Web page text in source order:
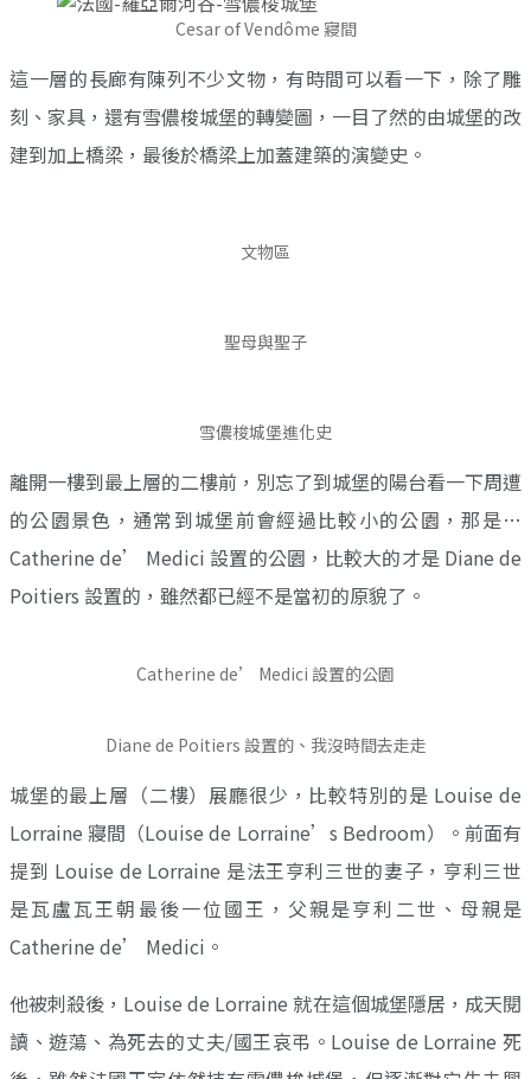
Cesar of Vendôme 寢間
這一層的長廊有陳列不少文物，有時間可以看一下，除了雕
刻、家具，還有雪儂梭城堡的轉變圖，一目了然的由城堡的改
建到加上橋梁，最後於橋梁上加蓋建築的演變史。
文物區
聖母與聖子
雪儂梭城堡進化史
離開一樓到最上層的二樓前，別忘了到城堡的陽台看一下周遭
的公園景色，通常到城堡前會經過比較小的公園，那是…
Catherine de’ Medici 設置的公園，比較大的才是 Diane de
Poitiers 設置的，雖然都已經不是當初的原貌了。
Catherine de’ Medici 設置的公園
Diane de Poitiers 設置的、我沒時間去走走
城堡的最上層（二樓）展廳很少，比較特別的是 Louise de
Lorraine 寢間（Louise de Lorraine’s Bedroom）。前面有
提到 Louise de Lorraine 是法王亨利三世的妻子，亨利三世
是瓦盧瓦王朝最後一位國王，父親是亨利二世、母親是
Catherine de’ Medici。
他被刺殺後，Louise de Lorraine 就在這個城堡隱居，成天閱
讀、遊蕩、為死去的丈夫/國王哀弔。Louise de Lorraine 死